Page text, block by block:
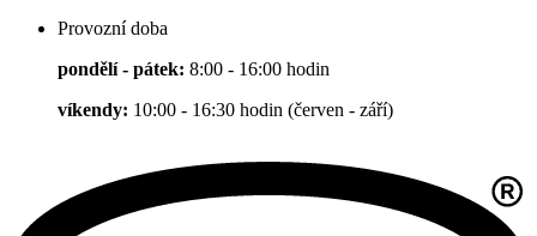
Provozní doba
pondělí - pátek: 8:00 - 16:00 hodin
víkendy: 10:00 - 16:30 hodin (červen - září)